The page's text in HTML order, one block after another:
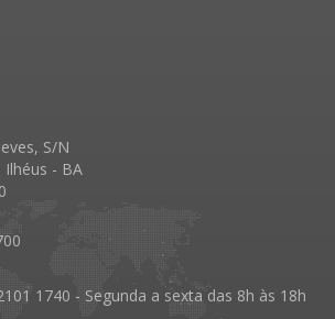
S/N
Ilhéus - BA
1740 - Segunda a sexta das 8h às 18h